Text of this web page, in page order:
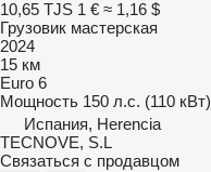
10,65 TJS 1 € ≈ 1,16 $
Грузовик мастерская
2024
15 км
Euro 6
Мощность 150 л.с. (110 кВт)
Испания, Herencia
TECNOVE, S.L
Связаться с продавцом